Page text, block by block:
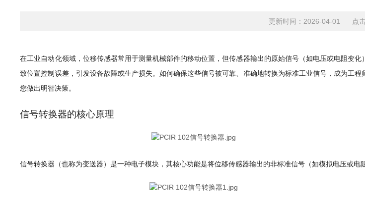
更新时间：2026-04-01 点击
在工业自动化领域，位移传感器常用于测量机械部件的移动位置，但传感器输出的原始信号（如电压或电阻变
致位置控制误差，引发设备故障或生产损失。如何确保这些信号被可靠、准确地转换为标准工业信号，成为工
您做出明智决策。
信号转换器的核心原理
信号转换器（也称为变送器）是一种电子模块，其核心功能是将位移传感器输出的非标准信号（如模拟电压或